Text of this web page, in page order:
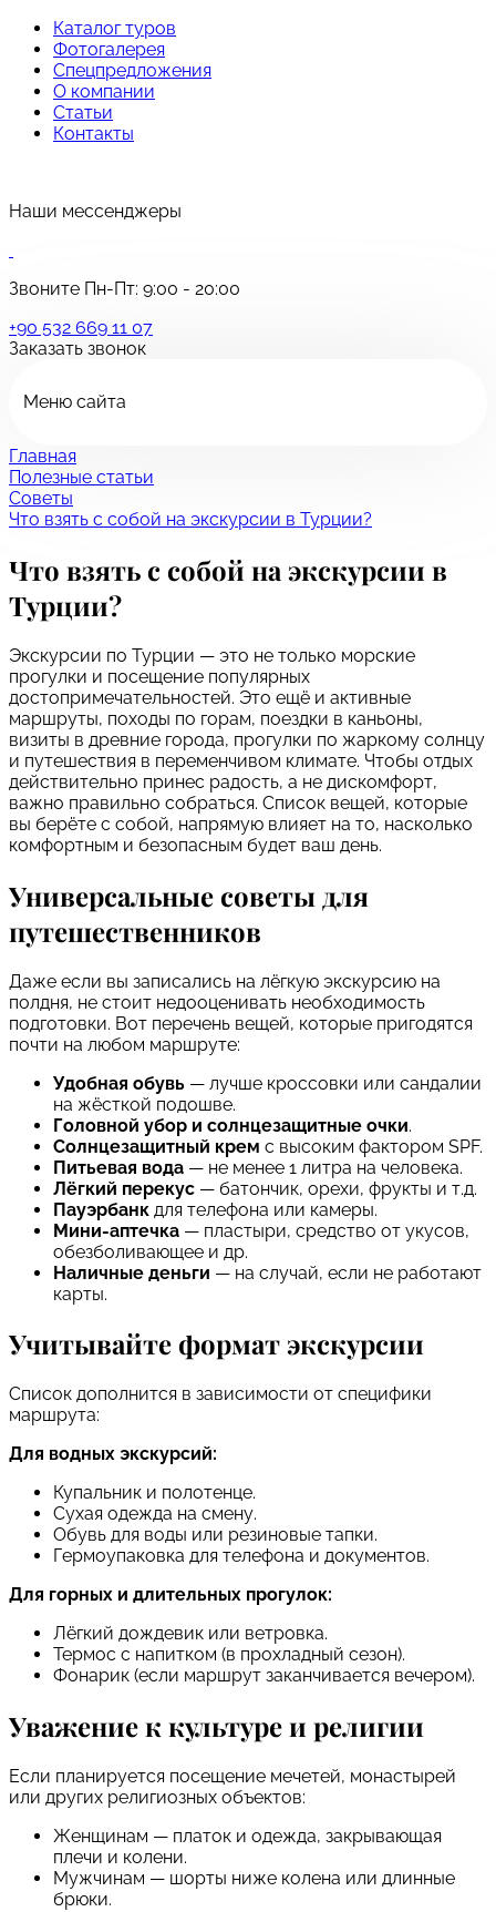
Каталог туров
Фотогалерея
Спецпредложения
О компании
Статьи
Контакты
Наши мессенджеры
Звоните Пн-Пт: 9:00 - 20:00
+90 532 669 11 07
Заказать звонок
Меню сайта
Главная
Полезные статьи
Советы
Что взять с собой на экскурсии в Турции?
Что взять с собой на экскурсии в
Турции?
Экскурсии по Турции — это не только морские
прогулки и посещение популярных
достопримечательностей. Это ещё и активные
маршруты, походы по горам, поездки в каньоны,
визиты в древние города, прогулки по жаркому солнцу
и путешествия в переменчивом климате. Чтобы отдых
действительно принес радость, а не дискомфорт,
важно правильно собраться. Список вещей, которые
вы берёте с собой, напрямую влияет на то, насколько
комфортным и безопасным будет ваш день.
Универсальные советы для
путешественников
Даже если вы записались на лёгкую экскурсию на
полдня, не стоит недооценивать необходимость
подготовки. Вот перечень вещей, которые пригодятся
почти на любом маршруте:
Удобная обувь — лучше кроссовки или сандалии
на жёсткой подошве.
Головной убор и солнцезащитные очки.
Солнцезащитный крем с высоким фактором SPF.
Питьевая вода — не менее 1 литра на человека.
Лёгкий перекус — батончик, орехи, фрукты и т.д.
Пауэрбанк для телефона или камеры.
Мини-аптечка — пластыри, средство от укусов,
обезболивающее и др.
Наличные деньги — на случай, если не работают
карты.
Учитывайте формат экскурсии
Список дополнится в зависимости от специфики
маршрута:
Для водных экскурсий:
Купальник и полотенце.
Сухая одежда на смену.
Обувь для воды или резиновые тапки.
Гермоупаковка для телефона и документов.
Для горных и длительных прогулок:
Лёгкий дождевик или ветровка.
Термос с напитком (в прохладный сезон).
Фонарик (если маршрут заканчивается вечером).
Уважение к культуре и религии
Если планируется посещение мечетей, монастырей
или других религиозных объектов:
Женщинам — платок и одежда, закрывающая
плечи и колени.
Мужчинам — шорты ниже колена или длинные
брюки.